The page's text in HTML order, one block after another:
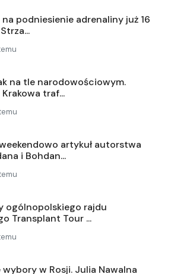
na podniesienie adrenaliny już 16
na tle narodowościowym.
traf...
artykuł autorstwa
i Bohdan...
ogólnopolskiego rajdu
Transplant Tour ...
wybory w Rosji. Julia Nawalna